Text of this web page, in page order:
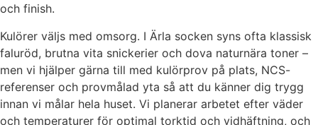
och finish.
Kulörer väljs med omsorg. I Ärla socken syns ofta klassisk
faluröd, brutna vita snickerier och dova naturnära toner –
men vi hjälper gärna till med kulörprov på plats, NCS-
referenser och provmålad yta så att du känner dig trygg
innan vi målar hela huset. Vi planerar arbetet efter väder
och temperaturer för optimal torktid och vidhäftning, och